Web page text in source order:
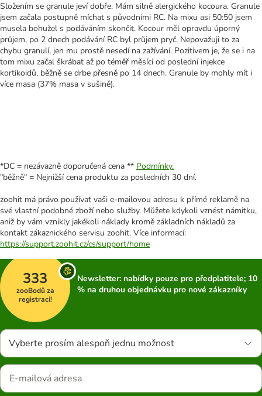
Složením se granule jeví dobře. Mám silně alergického kocoura. Granule
jsem začala postupně míchat s původními RC. Na mixu asi 50:50 jsem
musela bohužel s podáváním skončit. Kocour měl opravdu úporný
průjem, po 2 dnech podávání RC byl průjem pryč. Nepovažuji to za
chybu granulí, jen mu prostě nesedí na zažívání. Pozitivem je, že se i na
tom mixu začal škrábat až po téměř měsíci od poslední injekce
kortikoidů, běžně se drbe přesně po 14 dnech. Granule by mohly mít i
více masa (37% masa v sušině).
*DC = nezávazně doporučená cena ** Podmínky.
"běžně" = Nejnižší cena produktu za posledních 30 dní.
zoohit má právo používat vaši e-mailovou adresu k přímé reklamě na
své vlastní podobné zboží nebo služby. Můžete kdykoli vznést námitku,
aniž by vám vznikly jakékoli náklady kromě základních nákladů za
kontakt zákaznického servisu zoohit. Více informací:
https://support.zoohit.cz/cs/support/home
333
zooBodů za
registraci!
Newsletter: nabídky pouze pro předplatitele; 10
% na druhou objednávku pro nové zákazníky
Vyberte prosím alespoň jednu možnost